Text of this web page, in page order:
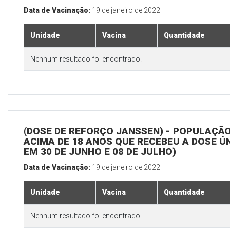
Data de Vacinação: 19 de janeiro de 2022
Unidade Vacina Quantidade
Nenhum resultado foi encontrado.
(DOSE DE REFORÇO JANSSEN) -
ACIMA DE 18 ANOS QUE RECEBEU A DOSE
EM 30 DE JUNHO E 08 DE JULHO)
Data de Vacinação: 19 de janeiro de 2022
Unidade Vacina Quantidade
Nenhum resultado foi encontrado.